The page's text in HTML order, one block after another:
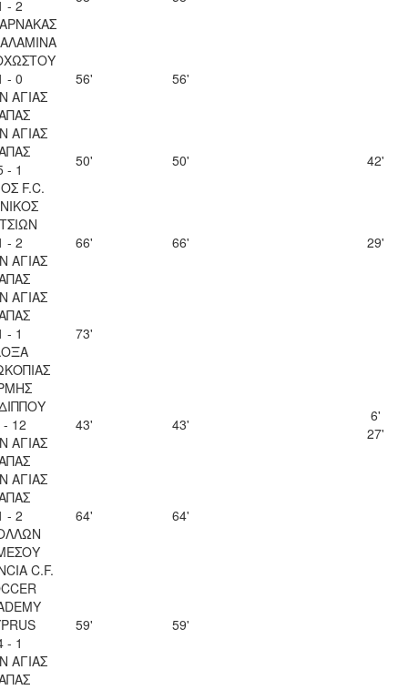
- 2
- 0
ΑΓΙΑΣ
56' 56'
ΑΓΙΑΣ
- 1
F.C.
50' 50' 42'
- 2
ΑΓΙΑΣ
66' 66' 29'
ΑΓΙΑΣ
- 1
73'
- 12
ΑΓΙΑΣ
43' 43'
6'
27'
ΑΓΙΑΣ
- 2
64' 64'
C.F.
- 1
ΑΓΙΑΣ
59' 59'